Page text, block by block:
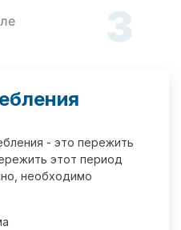
3
- это пережить
этот период
необходимо